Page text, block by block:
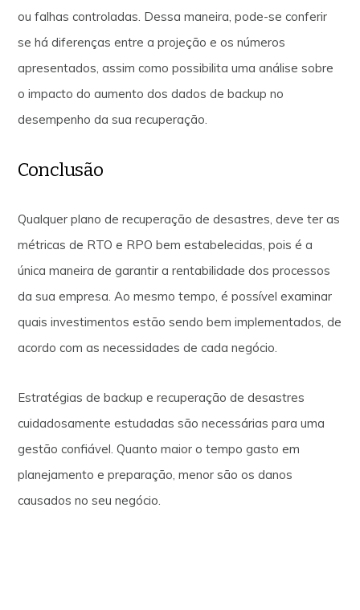
ou falhas controladas. Dessa maneira, pode-se conferir
se há diferenças entre a projeção e os números
apresentados, assim como possibilita uma análise sobre
o impacto do aumento dos dados de backup no
desempenho da sua recuperação.
Conclusão
Qualquer plano de recuperação de desastres, deve ter as
métricas de RTO e RPO bem estabelecidas, pois é a
única maneira de garantir a rentabilidade dos processos
da sua empresa. Ao mesmo tempo, é possível examinar
quais investimentos estão sendo bem implementados, de
acordo com as necessidades de cada negócio.
Estratégias de backup e recuperação de desastres
cuidadosamente estudadas são necessárias para uma
gestão confiável. Quanto maior o tempo gasto em
planejamento e preparação, menor são os danos
causados no seu negócio.